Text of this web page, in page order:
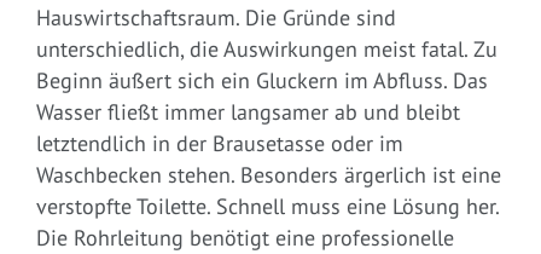
Hauswirtschaftsraum. Die Gründe sind
unterschiedlich, die Auswirkungen meist fatal. Zu
Beginn äußert sich ein Gluckern im Abfluss. Das
Wasser fließt immer langsamer ab und bleibt
letztendlich in der Brausetasse oder im
Waschbecken stehen. Besonders ärgerlich ist eine
verstopfte Toilette. Schnell muss eine Lösung her.
Die Rohrleitung benötigt eine professionelle